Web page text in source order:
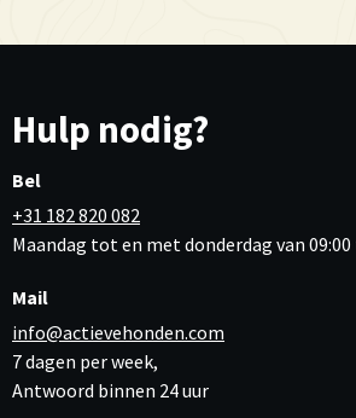
Hulp nodig?
Bel
+31 182 820 082
Maandag tot en met donderdag van
Mail
info@actievehonden.com
7 dagen per week,
Antwoord binnen 24 uur